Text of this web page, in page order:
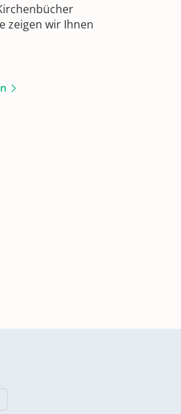
zeigen wir Ihnen